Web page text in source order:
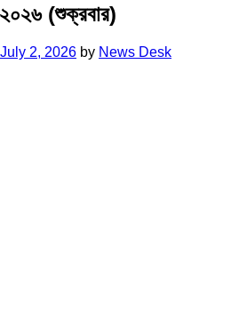
(শুক্রবার)
July 2, 2026 by News Desk